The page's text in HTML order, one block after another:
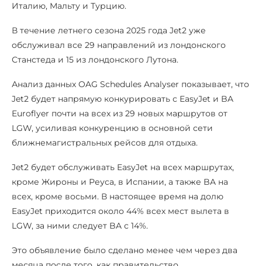
Италию, Мальту и Турцию.
В течение летнего сезона 2025 года Jet2 уже
обслуживал все 29 направлений из лондонского
Станстеда и 15 из лондонского Лутона.
Анализ данных OAG Schedules Analyser показывает, что
Jet2 будет напрямую конкурировать с EasyJet и BA
Euroflyer почти на всех из 29 новых маршрутов от
LGW, усиливая конкуренцию в основной сети
ближнемагистральных рейсов для отдыха.
Jet2 будет обслуживать EasyJet на всех маршрутах,
кроме Жироны и Реуса, в Испании, а также BA на
всех, кроме восьми. В настоящее время на долю
EasyJet приходится около 44% всех мест вылета в
LGW, за ними следует BA с 14%.
Это объявление было сделано менее чем через два